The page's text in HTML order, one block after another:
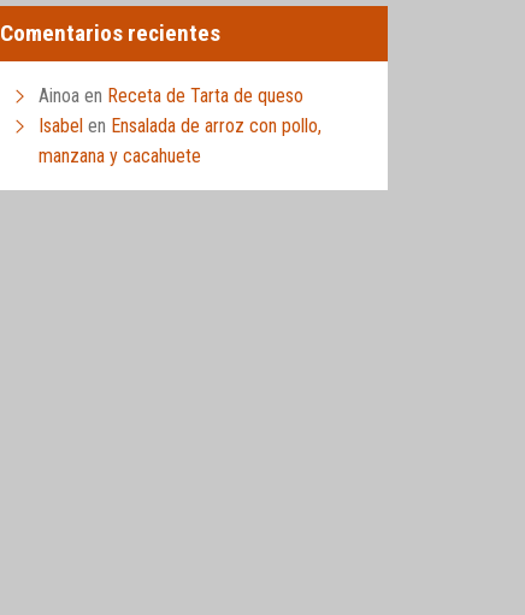
Comentarios recientes
Ainoa en Receta de Tarta de queso
Isabel en Ensalada de arroz con pollo,
manzana y cacahuete